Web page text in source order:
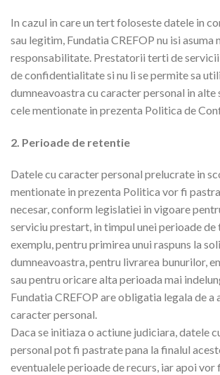
In cazul in care un tert foloseste datele in
sau legitim, Fundatia CREFOP nu isi asuma
responsabilitate. Prestatorii terti de servicii
de confidentialitate si nu li se permite sa
dumneavoastra cu caracter personal in
cele mentionate in prezenta Politica de
2. Perioade de retentie
Datele cu caracter personal prelucrate in
mentionate in prezenta Politica vor fi
necesar, conform legislatiei in vigoare
serviciu prestart, in timpul unei perioade
exemplu, pentru primirea unui raspuns la
dumneavoastra, pentru livrarea bunurilor,
sau pentru oricare alta perioada mai
Fundatia CREFOP are obligatia legala de a
caracter personal.
Daca se initiaza o actiune judiciara, datele
personal pot fi pastrate pana la finalul
eventualele perioade de recurs, iar apoi vor